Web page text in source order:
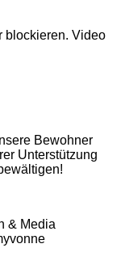
blockieren. Video
Bewohner
Unterstützung
& Media